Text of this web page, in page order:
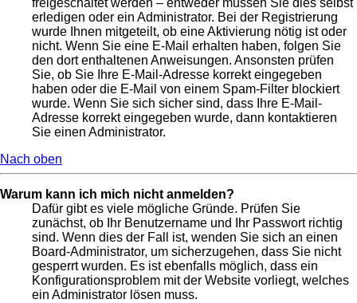
freigeschaltet werden – entweder müssen Sie dies selbst
erledigen oder ein Administrator. Bei der Registrierung
wurde Ihnen mitgeteilt, ob eine Aktivierung nötig ist oder
nicht. Wenn Sie eine E-Mail erhalten haben, folgen Sie
den dort enthaltenen Anweisungen. Ansonsten prüfen
Sie, ob Sie Ihre E-Mail-Adresse korrekt eingegeben
haben oder die E-Mail von einem Spam-Filter blockiert
wurde. Wenn Sie sich sicher sind, dass Ihre E-Mail-
Adresse korrekt eingegeben wurde, dann kontaktieren
Sie einen Administrator.
Nach oben
Warum kann ich mich nicht anmelden?
Dafür gibt es viele mögliche Gründe. Prüfen Sie
zunächst, ob Ihr Benutzername und Ihr Passwort richtig
sind. Wenn dies der Fall ist, wenden Sie sich an einen
Board-Administrator, um sicherzugehen, dass Sie nicht
gesperrt wurden. Es ist ebenfalls möglich, dass ein
Konfigurationsproblem mit der Website vorliegt, welches
ein Administrator lösen muss.